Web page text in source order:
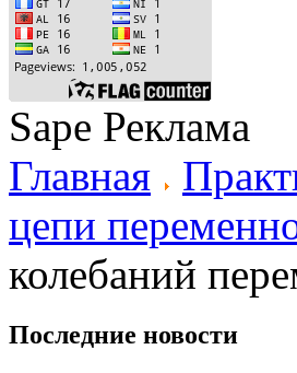
Sape Реклама
Главная
цепи
колебаний
Последние новости